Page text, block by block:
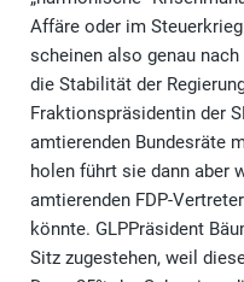
Affäre oder im
scheinen also genau
die Stabilität der
Fraktionspräsidentin der
amtierenden Bundesräte
holen führt sie dann aber
amtierenden FDP-
könnte. GLPPräsident
Sitz zugestehen, weil